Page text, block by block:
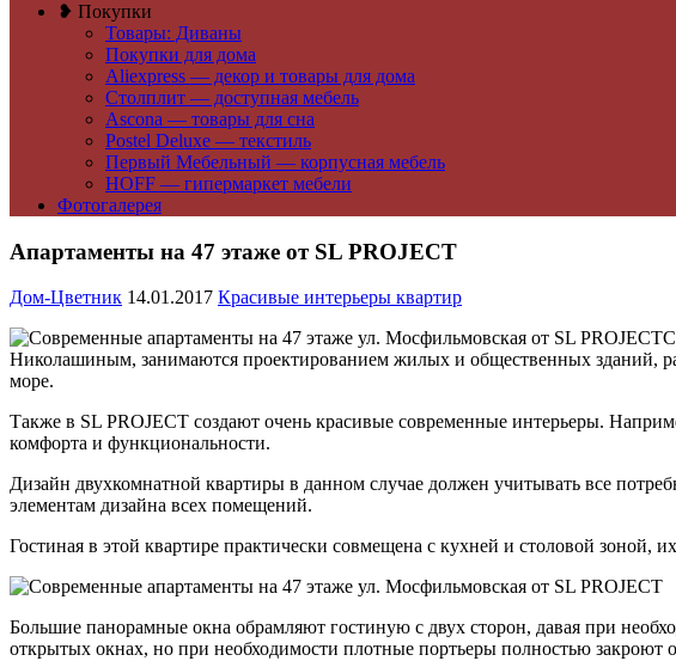
❥ Покупки
Товары: Диваны
Покупки для дома
Aliexpress — декор и товары для дома
Столплит — доступная мебель
Ascona — товары для сна
Postel Deluxe — текстиль
Первый Мебельный — корпусная мебель
HOFF — гипермаркет мебели
Фотогалерея
Апартаменты на 47 этаже от SL PROJECT
Дом-Цветник 14.01.2017 Красивые интерьеры квартир
Николашиным, занимаются проектированием жилых и общественных зданий,
море.
Также в SL PROJECT создают очень красивые современные интерьеры.
комфорта и функциональности.
Дизайн двухкомнатной квартиры в данном случае должен учитывать все
элементам дизайна всех помещений.
Гостиная в этой квартире практически совмещена с кухней и столовой зоной,
Большие панорамные окна обрамляют гостиную с двух сторон, давая при
открытых окнах, но при необходимости плотные портьеры полностью закроют